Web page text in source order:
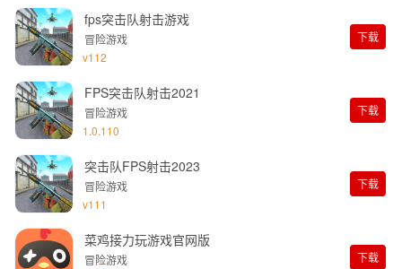
fps突击队射击游戏
冒险游戏
v112
下载
FPS突击队射击2021
冒险游戏
1.0.110
下载
突击队FPS射击2023
冒险游戏
v111
下载
菜鸡接力玩游戏官网版
冒险游戏
下载